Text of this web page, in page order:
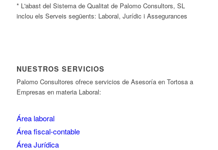
* L'abast del Sistema de Qualitat de Palomo Consultors, SL
inclou els Serveis següents: Laboral, Jurídic i Assegurances
NUESTROS SERVICIOS
Palomo Consultores ofrece servicios de Asesoría en Tortosa a
Empresas en materia Laboral:
Área laboral
Área fiscal-contable
Área Jurídica